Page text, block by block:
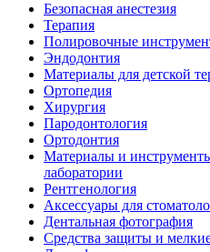
Безопасная анестезия
Терапия
Полировочные
Эндодонтия
Материалы для детской
Ортопедия
Хирургия
Пародонтология
Ортодонтия
Материалы и
лаборатории
Рентгенология
Аксессуары для
Дентальная фотография
Средства защиты и